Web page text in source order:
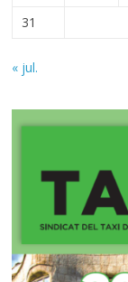
31
« jul.